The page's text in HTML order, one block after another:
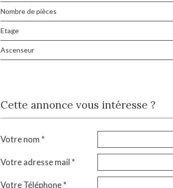
Nombre de pièces
Etage
Ascenseur
Cette annonce vous intéresse ?
Votre nom *
Votre adresse mail *
Votre Téléphone *